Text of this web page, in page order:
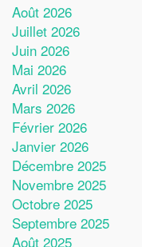
Août 2026
Juillet 2026
Juin 2026
Mai 2026
Avril 2026
Mars 2026
Février 2026
Janvier 2026
Décembre 2025
Novembre 2025
Octobre 2025
Septembre 2025
Août 2025